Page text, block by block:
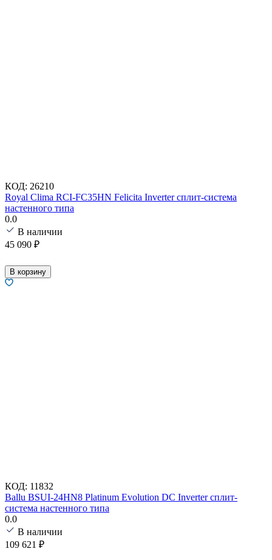
КОД: 26210
Royal Clima RCI-FC35HN Felicita Inverter сплит-система
настенного типа
0.0
В наличии
45 090 ₽
В корзину
КОД: 11832
Ballu BSUI-24HN8 Platinum Evolution DC Inverter сплит-
система настенного типа
0.0
В наличии
109 621 ₽